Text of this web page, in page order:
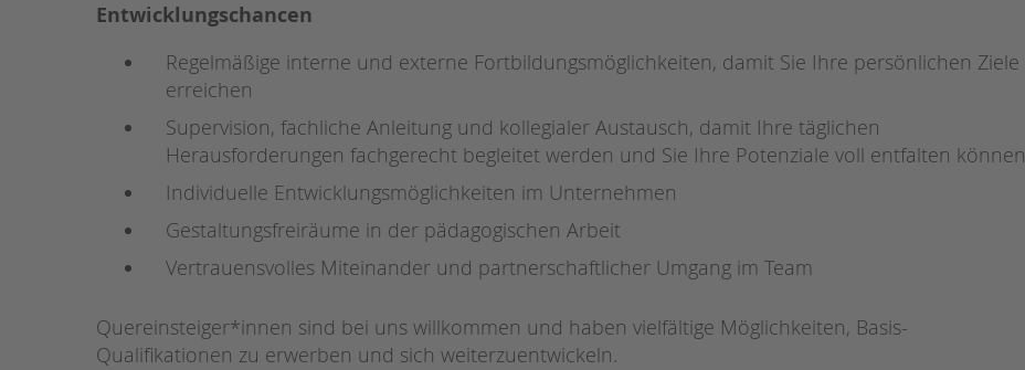
Entwicklungschancen
Regelmäßige interne und externe Fortbildungsmöglichkeiten, damit Sie Ihre persönlichen Ziele
erreichen
Supervision, fachliche Anleitung und kollegialer Austausch, damit Ihre täglichen
Herausforderungen fachgerecht begleitet werden und Sie Ihre Potenziale voll entfalten können
Individuelle Entwicklungsmöglichkeiten im Unternehmen
Gestaltungsfreiräume in der pädagogischen Arbeit
Vertrauensvolles Miteinander und partnerschaftlicher Umgang im Team
Quereinsteiger*innen sind bei uns willkommen und haben vielfältige Möglichkeiten, Basis-
Qualifikationen zu erwerben und sich weiterzuentwickeln.